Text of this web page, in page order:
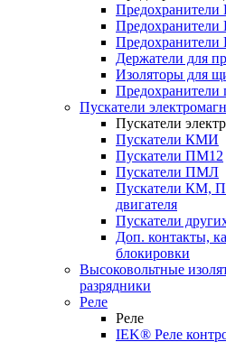
Держатели для
Изоляторы для
Предохранители
Пускатели
Пускатели
Пускатели КМИ
Пускатели ПМ12
Пускатели ПМЛ
Пускатели КМ,
двигателя
Пускатели
Доп. контакты,
блокировки
Высоковольтные
разрядники
Реле
Реле
IEK® Реле